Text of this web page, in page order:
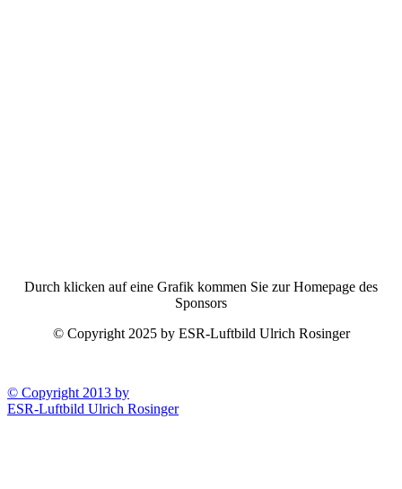
Durch klicken auf eine Grafik kommen Sie zur Homepage des
Sponsors
© Copyright 2025 by ESR-Luftbild Ulrich Rosinger
© Copyright 2013 by
ESR-Luftbild Ulrich Rosinger